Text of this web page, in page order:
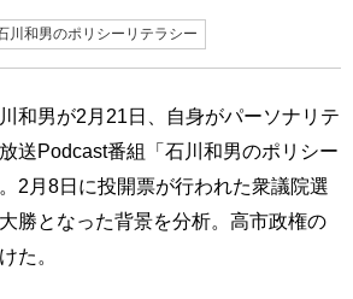
川和男のポリシーリテラシー
和男が2月21日、自身がパーソナリテ
送Podcast番組「石川和男のポリシー
2月8日に投開票が行われた衆議院選
勝となった背景を分析。高市政権の
た。